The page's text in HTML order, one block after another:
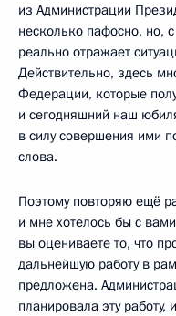
из Администрации
несколько пафосно, но,
реально отражает
Действительно, здесь
Федерации, которые
и сегодняшний наш
в силу совершения ими
слова.
Поэтому повторяю ещё
и мне хотелось бы с
вы оцениваете то, что
дальнейшую работу в
предложена.
планировала эту работу,